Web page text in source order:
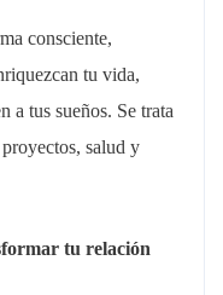
consciente,
tu vida,
a tus sueños. Se trata
salud y
tu relación